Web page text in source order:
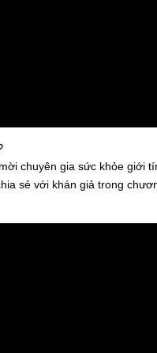
chuyên gia sức khỏe giới
sẻ với khán giả trong